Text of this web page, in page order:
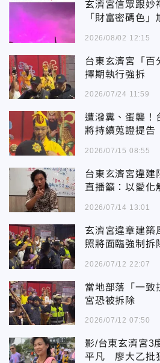
玄濟宮信眾跟妙
「財富密碼色」
2026/08/02 12:15
台東玄濟宮「百
擇期執行強拆
2026/07/24 11:59
遭潑糞、蛋襲！
將持續蒐證提告
2026/07/15 08:55
台東玄濟宮違建
直播籲：以愛化
2026/07/14 13:01
玄濟宮違章建築
照將面臨強制拆
2026/07/12 22:07
當地部落「一致
宮恐被拆除
2026/07/12 07:50
影/台東玄濟宮3
平凡 廖大乙批